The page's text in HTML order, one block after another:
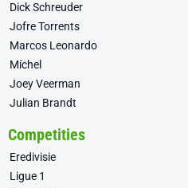
Dick Schreuder
Jofre Torrents
Marcos Leonardo
Míchel
Joey Veerman
Julian Brandt
Competities
Eredivisie
Ligue 1